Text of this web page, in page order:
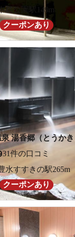
島公園駅149m
クーポンあり
湯香郷（とうかき
31件の口コミ
水すすきの駅265m
クーポンあり